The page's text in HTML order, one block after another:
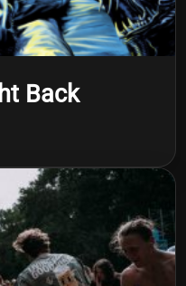
Back